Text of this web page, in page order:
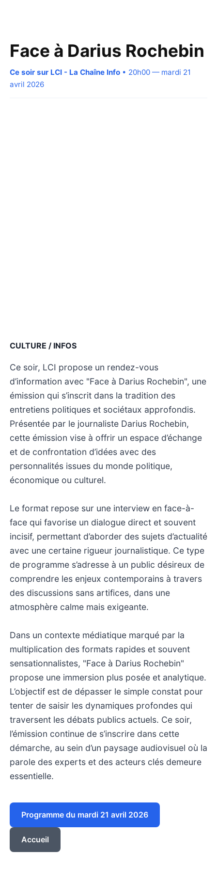
Face à Darius Rochebin
Ce soir sur LCI - La Chaîne Info • 20h00 — mardi 21
avril 2026
CULTURE / INFOS
Ce soir, LCI propose un rendez-vous
d’information avec "Face à Darius Rochebin", une
émission qui s’inscrit dans la tradition des
entretiens politiques et sociétaux approfondis.
Présentée par le journaliste Darius Rochebin,
cette émission vise à offrir un espace d’échange
et de confrontation d’idées avec des
personnalités issues du monde politique,
économique ou culturel.
Le format repose sur une interview en face-à-
face qui favorise un dialogue direct et souvent
incisif, permettant d’aborder des sujets d’actualité
avec une certaine rigueur journalistique. Ce type
de programme s’adresse à un public désireux de
comprendre les enjeux contemporains à travers
des discussions sans artifices, dans une
atmosphère calme mais exigeante.
Dans un contexte médiatique marqué par la
multiplication des formats rapides et souvent
sensationnalistes, "Face à Darius Rochebin"
propose une immersion plus posée et analytique.
L’objectif est de dépasser le simple constat pour
tenter de saisir les dynamiques profondes qui
traversent les débats publics actuels. Ce soir,
l’émission continue de s’inscrire dans cette
démarche, au sein d’un paysage audiovisuel où la
parole des experts et des acteurs clés demeure
essentielle.
Programme du mardi 21 avril 2026
Accueil